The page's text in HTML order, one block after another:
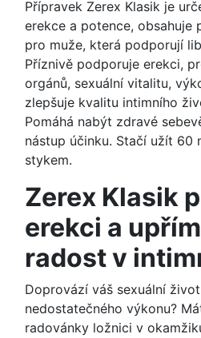
Přípravek Zerex Klasik je
erekce a potence, obsahuje
pro muže, která podporují
Příznivě podporuje erekci,
orgánů, sexuální vitalitu,
zlepšuje kvalitu intimního
Pomáhá nabýt zdravé
nástup účinku. Stačí užít 60
stykem.
Zerex Klasik
erekci a
radost v
Doprovází váš sexuální
nedostatečného výkonu?
radovánky ložnici v